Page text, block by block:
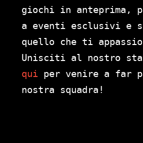
giochi in anteprima,
a eventi esclusivi e
quello che ti
Unisciti al nostro
qui per venire a far
nostra squadra!